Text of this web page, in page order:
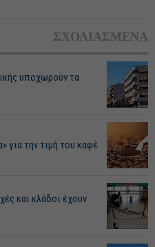
ΣΧΟΛΙΑΣΜΕΝΑ
υποχωρούν τα
για την τιμή του καφέ
και κλάδοι έχουν